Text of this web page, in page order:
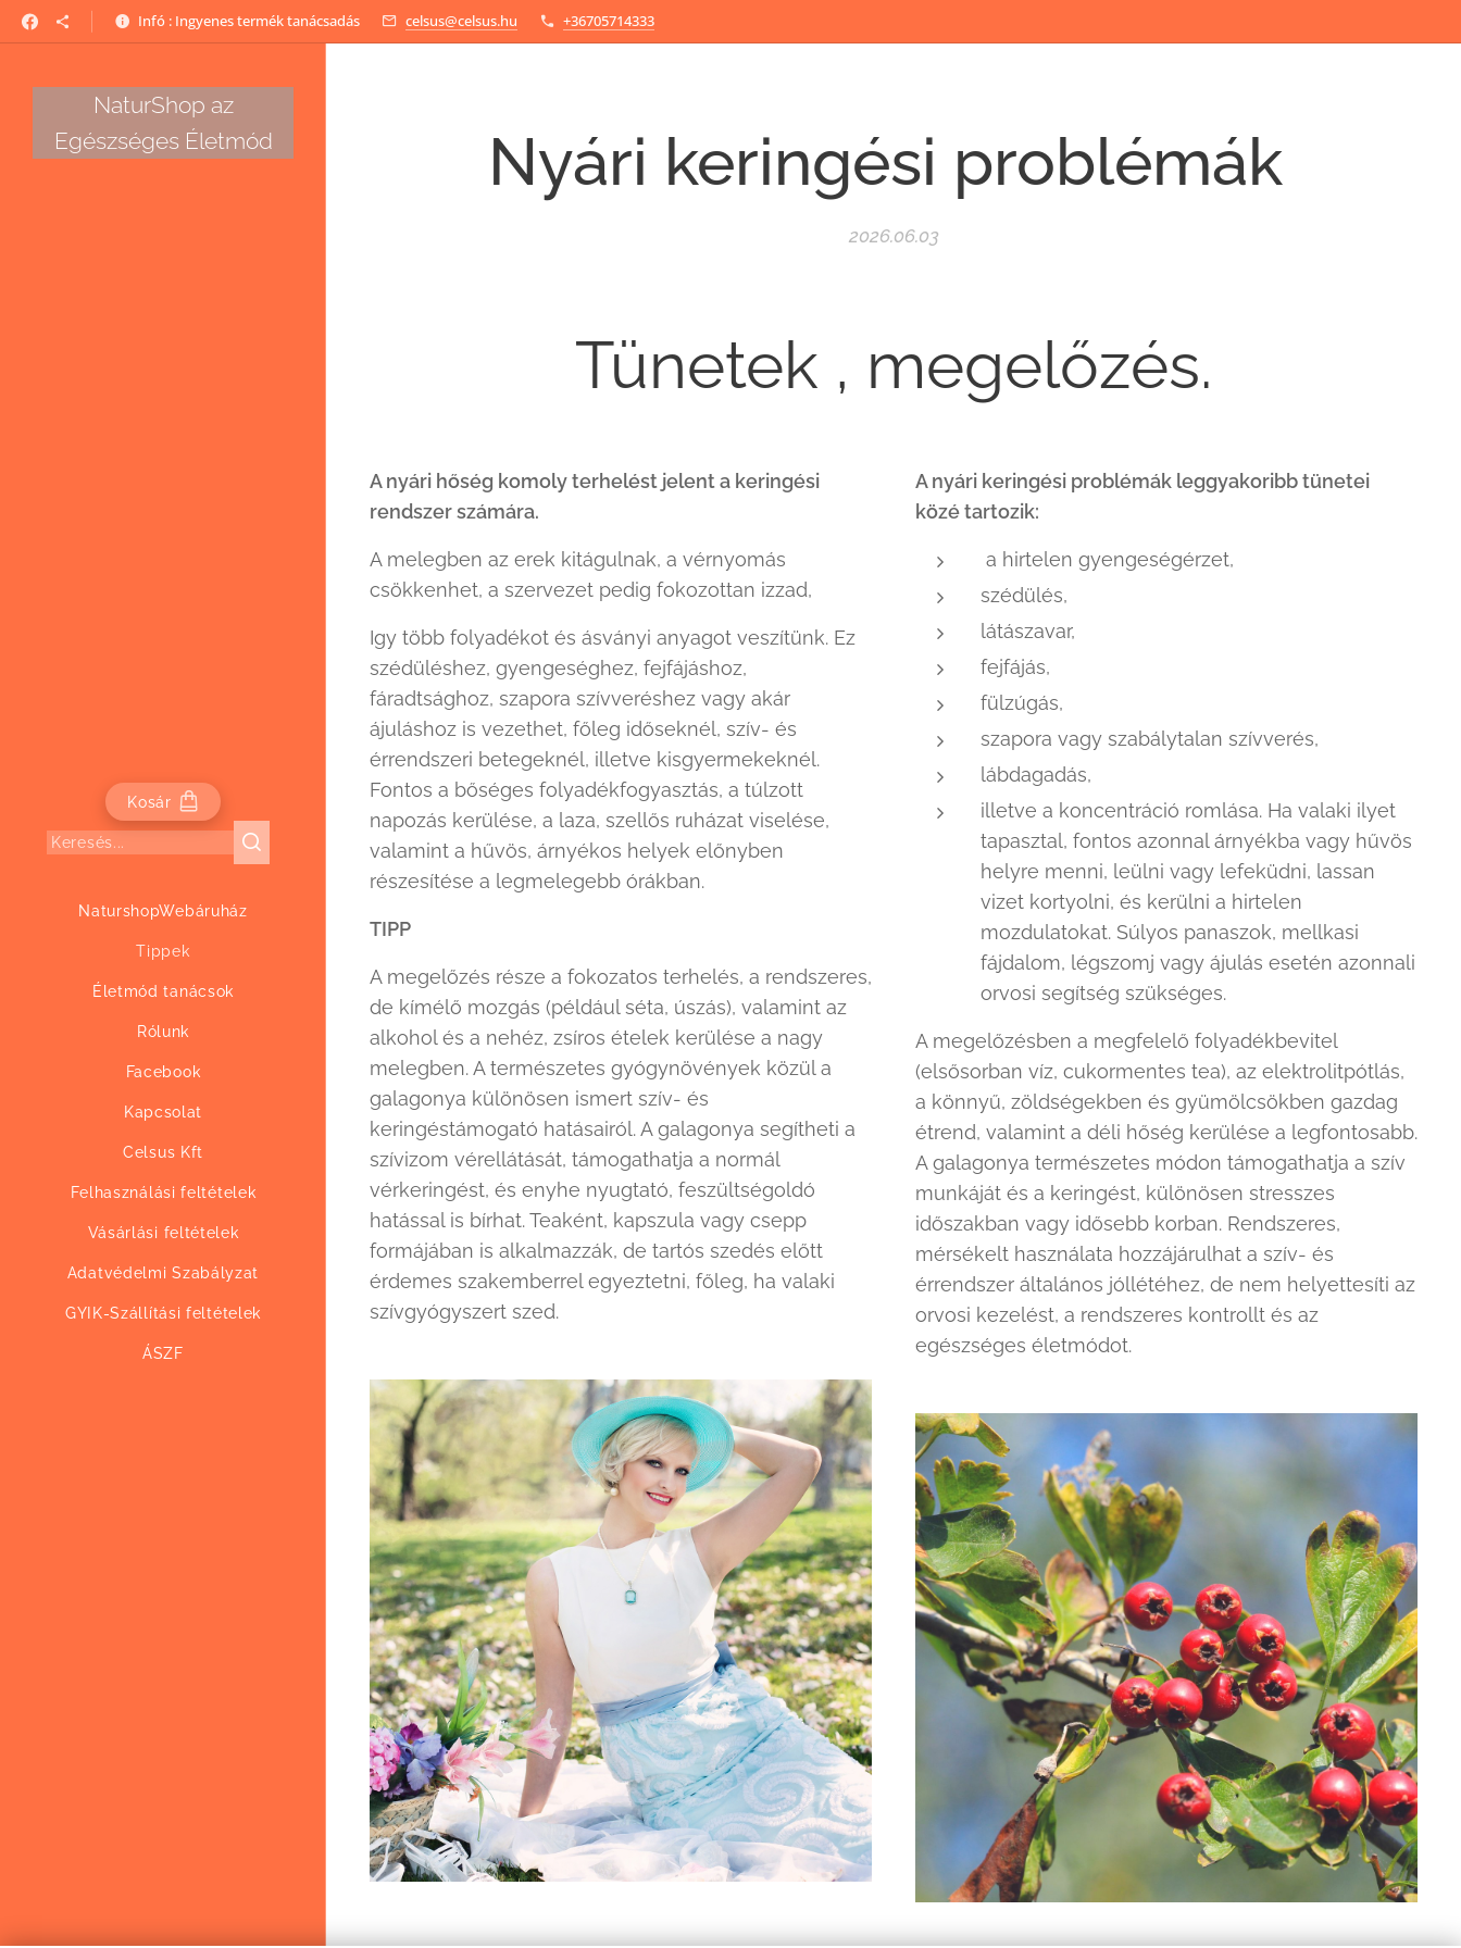
Infó : Ingyenes termék tanácsadás celsus@celsus.hu +36705714333
NaturShop az
Egészséges Életmód
Kosár
NaturshopWebáruház
Tippek
Életmód tanácsok
Rólunk
Facebook
Kapcsolat
Celsus Kft
Felhasználási feltételek
Vásárlási feltételek
Adatvédelmi Szabályzat
GYIK-Szállítási feltételek
ÁSZF
Nyári keringési problémák
2026.06.03
Tünetek , megelőzés.
A nyári hőség komoly terhelést jelent a keringési
rendszer számára.
A melegben az erek kitágulnak, a vérnyomás
csökkenhet, a szervezet pedig fokozottan izzad,
Igy több folyadékot és ásványi anyagot veszítünk. Ez
szédüléshez, gyengeséghez, fejfájáshoz,
fáradtsághoz, szapora szívveréshez vagy akár
ájuláshoz is vezethet, főleg időseknél, szív- és
érrendszeri betegeknél, illetve kisgyermekeknél.
Fontos a bőséges folyadékfogyasztás, a túlzott
napozás kerülése, a laza, szellős ruházat viselése,
valamint a hűvös, árnyékos helyek előnyben
részesítése a legmelegebb órákban.
TIPP
A megelőzés része a fokozatos terhelés, a rendszeres,
de kímélő mozgás (például séta, úszás), valamint az
alkohol és a nehéz, zsíros ételek kerülése a nagy
melegben. A természetes gyógynövények közül a
galagonya különösen ismert szív- és
keringéstámogató hatásairól. A galagonya segítheti a
szívizom vérellátását, támogathatja a normál
vérkeringést, és enyhe nyugtató, feszültségoldó
hatással is bírhat. Teaként, kapszula vagy csepp
formájában is alkalmazzák, de tartós szedés előtt
érdemes szakemberrel egyeztetni, főleg, ha valaki
szívgyógyszert szed.
A nyári keringési problémák leggyakoribb tünetei
közé tartozik:
a hirtelen gyengeségérzet,
szédülés,
látászavar,
fejfájás,
fülzúgás,
szapora vagy szabálytalan szívverés,
lábdagadás,
illetve a koncentráció romlása. Ha valaki ilyet
tapasztal, fontos azonnal árnyékba vagy hűvös
helyre menni, leülni vagy lefeküdni, lassan
vizet kortyolni, és kerülni a hirtelen
mozdulatokat. Súlyos panaszok, mellkasi
fájdalom, légszomj vagy ájulás esetén azonnali
orvosi segítség szükséges.
A megelőzésben a megfelelő folyadékbevitel
(elsősorban víz, cukormentes tea), az elektrolitpótlás,
a könnyű, zöldségekben és gyümölcsökben gazdag
étrend, valamint a déli hőség kerülése a legfontosabb.
A galagonya természetes módon támogathatja a szív
munkáját és a keringést, különösen stresszes
időszakban vagy idősebb korban. Rendszeres,
mérsékelt használata hozzájárulhat a szív- és
érrendszer általános jóllétéhez, de nem helyettesíti az
orvosi kezelést, a rendszeres kontrollt és az
egészséges életmódot.